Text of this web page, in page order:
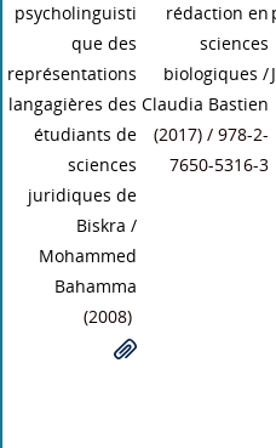
psycholinguisti
que des
représentations
langagières des
étudiants de
sciences
juridiques de
Biskra /
Mohammed
Bahamma
(2008)
rédaction en
sciences
biologiques /
Claudia Bastien
(2017) / 978-2-
7650-5316-3